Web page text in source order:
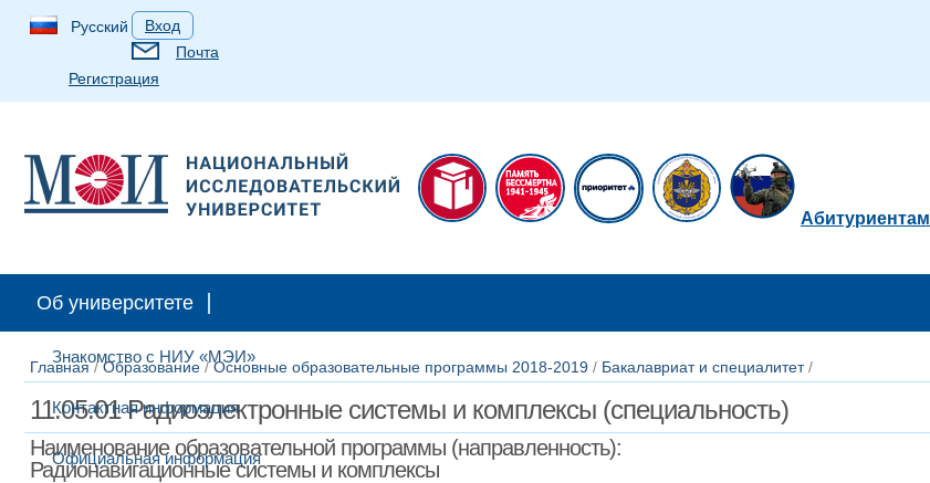
Русский
Вход
Почта
Регистрация
Абитуриентам
Об университете
Знакомство с НИУ «МЭИ»
Контактная информация
Официальная информация
Главная/Образование/Основные образовательные программы 2018-2019 / Бакалавриат и специалитет/
11.05.01 Радиоэлектронные системы и комплексы (специальность)
Наименование образовательной программы (направленность):
Радионавигационные системы и комплексы